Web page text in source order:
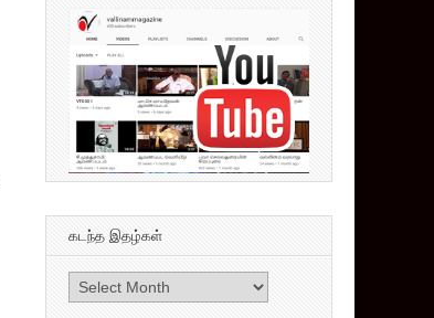
கடந்த இதழ்கள்
கடந்த
இதழ்கள்